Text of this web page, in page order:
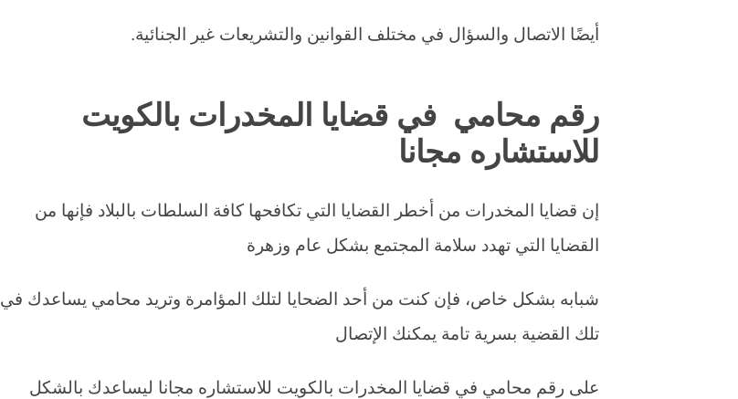
أيضًا الاتصال والسؤال في مختلف القوانين والتشريعات غير الجنائية.
رقم محامي في قضايا المخدرات بالكويت
للاستشاره مجانا
إن قضايا المخدرات من أخطر القضايا التي تكافحها كافة السلطات بالبلاد فإنها من
القضايا التي تهدد سلامة المجتمع بشكل عام وزهرة
شبابه بشكل خاص، فإن كنت من أحد الضحايا لتلك المؤامرة وتريد محامي يساعدك في
تلك القضية بسرية تامة يمكنك الإتصال
على رقم محامي في قضايا المخدرات بالكويت للاستشاره مجانا ليساعدك بالشكل